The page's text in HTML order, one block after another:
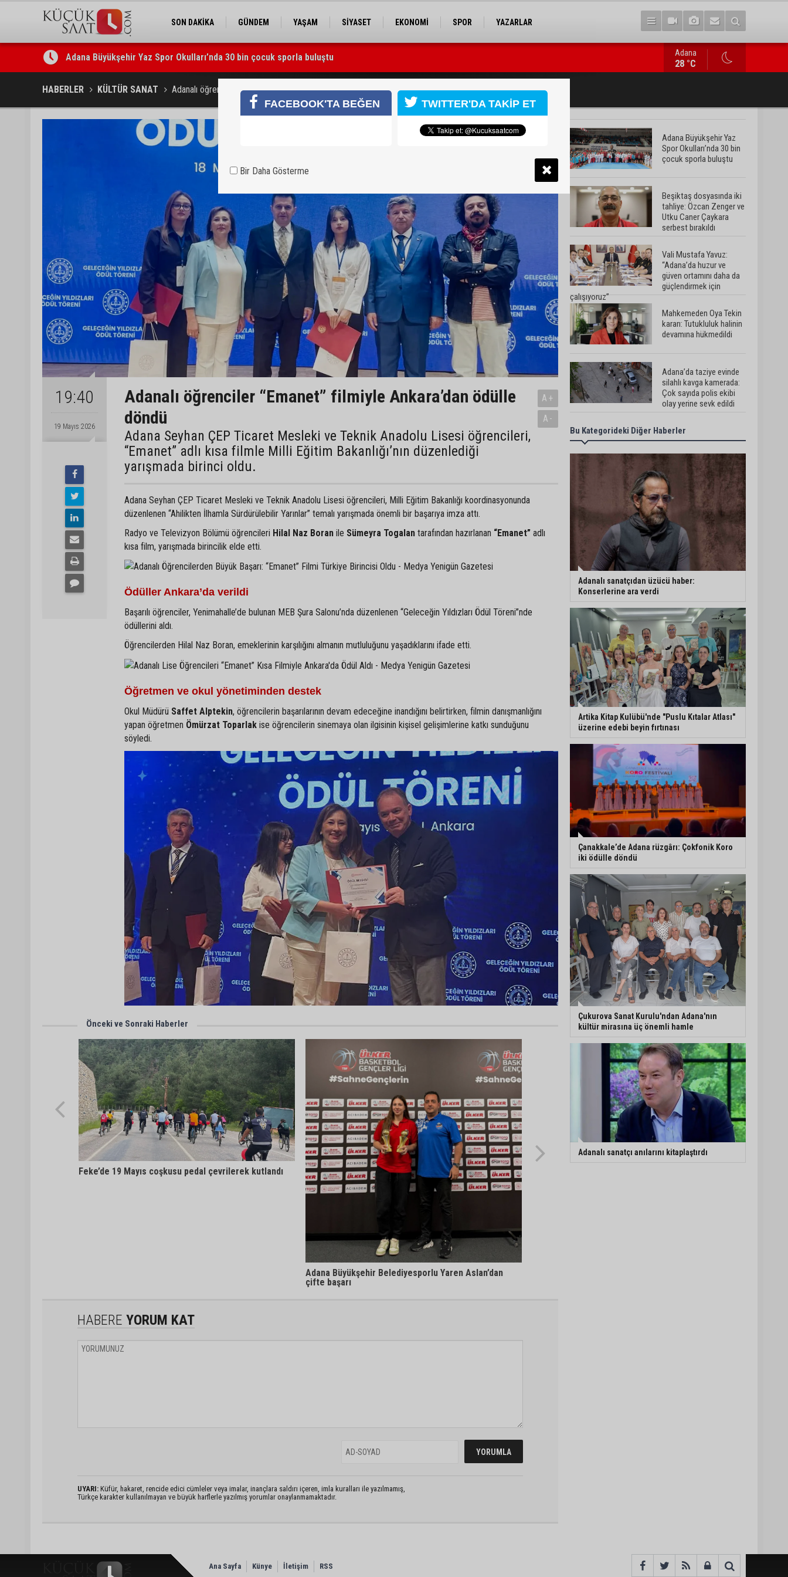
SON DAKİKA GÜNDEM YAŞAM SİYASET EKONOMİ SPOR YAZARLAR
Adana Büyükşehir Yaz Spor Okulları’nda 30 bin çocuk sporla buluştu
Beşiktaş dosyasında iki tahliye: Özcan Zenger ve Utku Caner Çaykara serbest bırakıldı
Vali Mustafa Yavuz: “Adana’da huzur ve güven ortamını daha
Adana
28 °C
HABERLER KÜLTÜR SANAT Adanalı öğrenciler “Emanet” filmiyle Ankara’dan ödülle döndü
19:40
19 Mayıs 2026
Adanalı öğrenciler “Emanet” filmiyle Ankara’dan ödülle
döndü
Adana Seyhan ÇEP Ticaret Mesleki ve Teknik Anadolu Lisesi öğrencileri,
“Emanet” adlı kısa filmle Milli Eğitim Bakanlığı’nın düzenlediği
yarışmada birinci oldu.
A+
A-
Adana Seyhan ÇEP Ticaret Mesleki ve Teknik Anadolu Lisesi öğrencileri, Milli Eğitim Bakanlığı koordinasyonunda
düzenlenen “Ahilikten İlhamla Sürdürülebilir Yarınlar” temalı yarışmada önemli bir başarıya imza attı.
Radyo ve Televizyon Bölümü öğrencileri Hilal Naz Boran ile Sümeyra Togalan tarafından hazırlanan “Emanet” adlı
kısa film, yarışmada birincilik elde etti.
Ödüller Ankara’da verildi
Başarılı öğrenciler, Yenimahalle’de bulunan MEB Şura Salonu’nda düzenlenen “Geleceğin Yıldızları Ödül Töreni”nde
ödüllerini aldı.
Öğrencilerden Hilal Naz Boran, emeklerinin karşılığını almanın mutluluğunu yaşadıklarını ifade etti.
Öğretmen ve okul yönetiminden destek
Okul Müdürü Saffet Alptekin, öğrencilerin başarılarının devam edeceğine inandığını belirtirken, filmin danışmanlığını
yapan öğretmen Ömürzat Toparlak ise öğrencilerin sinemaya olan ilgisinin kişisel gelişimlerine katkı sunduğunu
söyledi.
Önceki ve Sonraki Haberler
Feke’de 19 Mayıs coşkusu pedal çevrilerek kutlandı
Adana Büyükşehir Belediyesporlu Yaren Aslan’dan
çifte başarı
HABERE YORUM KAT
UYARI: Küfür, hakaret, rencide edici cümleler veya imalar, inançlara saldırı içeren, imla kuralları ile yazılmamış,
Türkçe karakter kullanılmayan ve büyük harflerle yazılmış yorumlar onaylanmamaktadır.
Adana Büyükşehir Yaz
Spor Okulları’nda 30 bin
çocuk sporla buluştu
Beşiktaş dosyasında iki
tahliye: Özcan Zenger ve
Utku Caner Çaykara
serbest bırakıldı
Vali Mustafa Yavuz:
“Adana’da huzur ve
güven ortamını daha da
güçlendirmek için
çalışıyoruz”
Mahkemeden Oya Tekin
kararı: Tutukluluk halinin
devamına hükmedildi
Adana’da taziye evinde
silahlı kavga kamerada:
Çok sayıda polis ekibi
olay yerine sevk edildi
Adana’da parktaki OED
cihazını çalan şüpheli
tutuklandı
Seyhan’da fırın ve
pastanelere hijyen
denetimi gerçekleştirildi
Eski polis memuru Ergün
Karakaya’nın öldürüldüğü
silahlı kavganın
görüntüleri ortaya çıktı
İmamoğlu’nda hijyen ve
etiket kontrolü
Mustafa Özkan: "Yüreğir
Belediye Başkan Vekilliği
seçimine ilişkin hukuki
süreç başlatıldı"
Bu Kategorideki Diğer Haberler
Adanalı sanatçıdan üzücü haber:
Konserlerine ara verdi
Artika Kitap Kulübü'nde "Puslu Kıtalar Atlası"
üzerine edebi beyin fırtınası
Çanakkale’de Adana rüzgârı: Çokfonik Koro
iki ödülle döndü
Çukurova Sanat Kurulu'ndan Adana'nın
kültür mirasına üç önemli hamle
Adanalı sanatçı anılarını kitaplaştırdı
Ana Sayfa Künye İletişim RSS
FACEBOOK'TA BEĞEN TWITTER'DA TAKİP ET
Bir Daha Gösterme